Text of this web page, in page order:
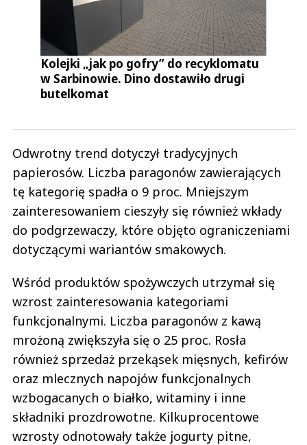
Kolejki „jak po gofry” do recyklomatu
w Sarbinowie. Dino dostawiło drugi
butelkomat
Odwrotny trend dotyczył tradycyjnych
papierosów. Liczba paragonów zawierających
tę kategorię spadła o 9 proc. Mniejszym
zainteresowaniem cieszyły się również wkłady
do podgrzewaczy, które objęto ograniczeniami
dotyczącymi wariantów smakowych.
Wśród produktów spożywczych utrzymał się
wzrost zainteresowania kategoriami
funkcjonalnymi. Liczba paragonów z kawą
mrożoną zwiększyła się o 25 proc. Rosła
również sprzedaż przekąsek mięsnych, kefirów
oraz mlecznych napojów funkcjonalnych
wzbogacanych o białko, witaminy i inne
składniki prozdrowotne. Kilkuprocentowe
wzrosty odnotowały także jogurty pitne,